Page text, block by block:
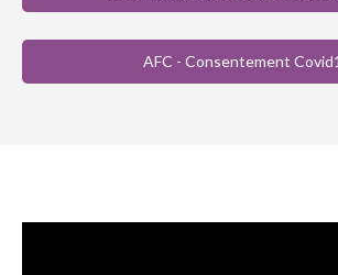
AFC - Consentement